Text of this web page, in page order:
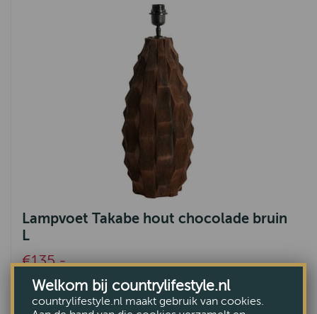
Lampvoet Takabe hout chocolade bruin
L
€135,-
Welkom bij countrylifestyle.nl
countrylifestyle.nl maakt gebruik van cookies.